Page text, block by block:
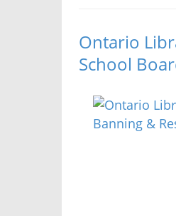
Ontario
School